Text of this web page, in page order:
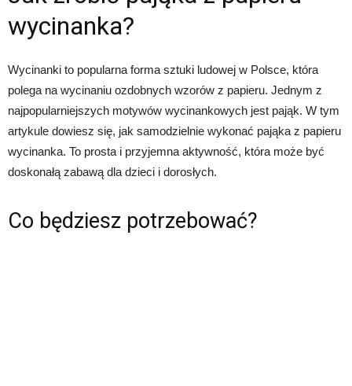
wycinanka?
Wycinanki to popularna forma sztuki ludowej w Polsce, która
polega na wycinaniu ozdobnych wzorów z papieru. Jednym z
najpopularniejszych motywów wycinankowych jest pająk. W tym
artykule dowiesz się, jak samodzielnie wykonać pająka z papieru
wycinanka. To prosta i przyjemna aktywność, która może być
doskonałą zabawą dla dzieci i dorosłych.
Co będziesz potrzebować?